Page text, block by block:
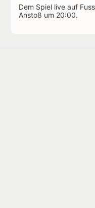
Dem Spiel live auf
Anstoß um 20:00.